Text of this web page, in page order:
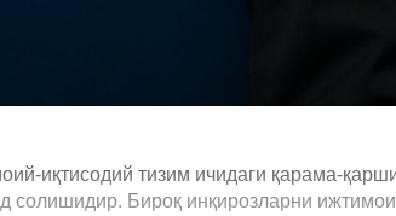
иқтисодий тизим ичидаги қарама-
солишидир. Бироқ инқирозларни